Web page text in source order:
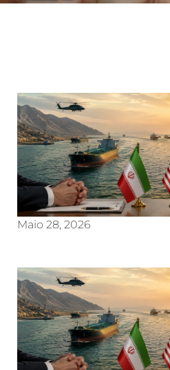
Maio 28, 2026